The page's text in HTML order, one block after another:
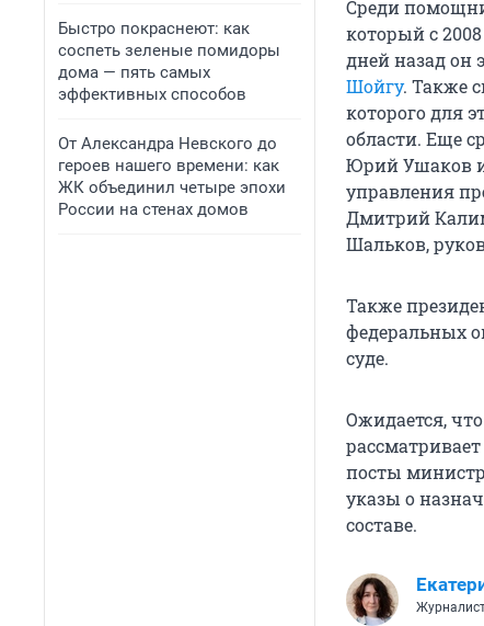
Быстро покраснеют: как
соспеть зеленые помидоры
дома — пять самых
эффективных способов
От Александра Невского до
героев нашего времени: как
ЖК объединил четыре эпохи
России на стенах домов
Среди
который с
дней назад он
Шойгу. Также
которого для
области. Еще
Юрий Ушаков и
управления
Дмитрий
Шальков,
Также
федеральных
суде.
Ожидается,
посты
указы о
составе.